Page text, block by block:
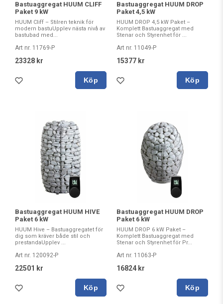
Bastuaggregat HUUM CLIFF
Paket 9 kW
HUUM Cliff – Stilren teknik för
modern bastuUpplev nästa nivå av
bastubad med...
Art nr. 11769-P
23328 kr
Köp
Bastuaggregat HUUM DROP
Paket 4,5 kW
HUUM DROP 4,5 kW Paket –
Komplett Bastuaggregat med
Stenar och Styrenhet för ...
Art nr. 11049-P
15377 kr
Köp
Bastuaggregat HUUM HIVE
Paket 6 kW
HUUM Hive – Bastuaggregatet för
dig som kräver både stil och
prestandaUpplev ...
Art nr. 120092-P
22501 kr
Köp
Bastuaggregat HUUM DROP
Paket 6 kW
HUUM DROP 6 kW Paket –
Komplett Bastuaggregat med
Stenar och Styrenhet för Pr...
Art nr. 11063-P
16824 kr
Köp